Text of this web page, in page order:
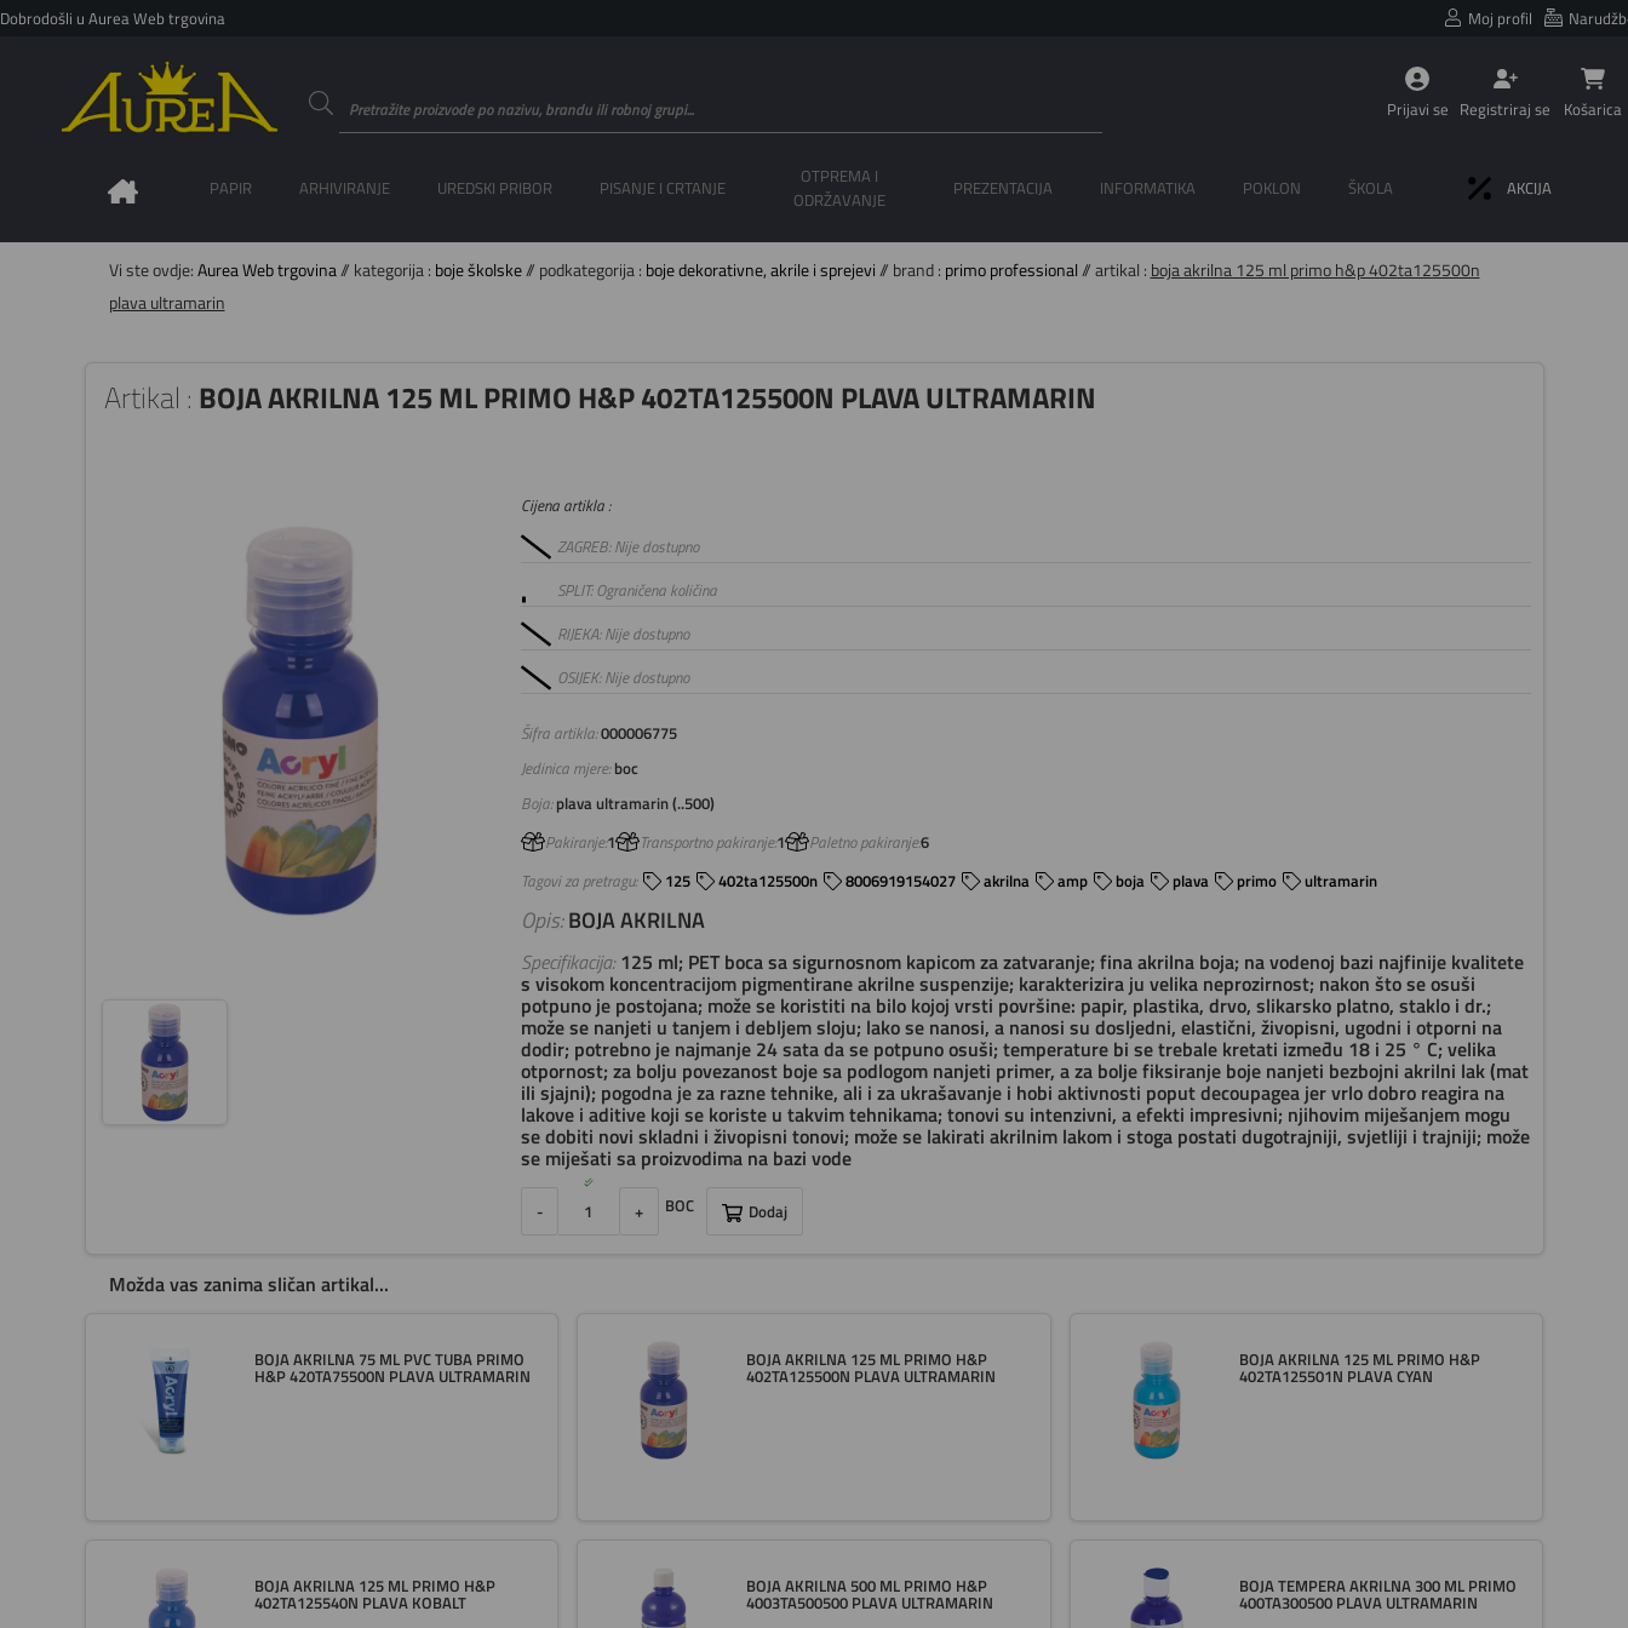
Dobrodošli u Aurea Web trgovina Moj profil
Prijavi se Registriraj se Košarica
PAPIR ARHIVIRANJE UREDSKI PRIBOR PISANJE I CRTANJE
OTPREMA I
ODRŽAVANJE
PREZENTACIJA INFORMATIKA POKLON ŠKOLA AKCIJA
Vi ste ovdje: Aurea Web trgovina// kategorija : boje školske// podkategorija : boje dekorativne, akrile i sprejevi // brand : primo professional // artikal : boja akrilna 125 ml primo h&p 402ta125500n
plava ultramarin
Artikal : BOJA AKRILNA 125 ML PRIMO H&P 402TA125500N PLAVA ULTRAMARIN
Šifra artikla:000006775
Jedinica mjere: boc
Opis:BOJA AKRILNA
Specifikacija:125 ml; PET boca sa sigurnosnom kapicom za zatvaranje; fina akrilna boja; na vodenoj bazi najfinije kvalitete
s visokom koncentracijom pigmentirane akrilne suspenzije; karakterizira ju velika neprozirnost; nakon što se osuši
potpuno je postojana; može se koristiti na bilo kojoj vrsti površine: papir, plastika, drvo, slikarsko platno, staklo i dr.;
može se nanjeti u tanjem i debljem sloju; lako se nanosi, a nanosi su dosljedni, elastični, živopisni, ugodni i otporni na
dodir; potrebno je najmanje 24 sata da se potpuno osuši; temperature bi se trebale kretati između 18 i 25 ° C; velika
otpornost; za bolju povezanost boje sa podlogom nanjeti primer, a za bolje fiksiranje boje nanjeti bezbojni akrilni lak (mat
ili sjajni); pogodna je za razne tehnike, ali i za ukrašavanje i hobi aktivnosti poput decoupagea jer vrlo dobro reagira na
lakove i aditive koji se koriste u takvim tehnikama; tonovi su intenzivni, a efekti impresivni; njihovim miješanjem mogu
se dobiti novi skladni i živopisni tonovi; može se lakirati akrilnim lakom i stoga postati dugotrajniji, svjetliji i trajniji; može
se miješati sa proizvodima na bazi vode
Boja:plava ultramarin (..500)
Tagovi za pretragu: 125 402ta125500n 8006919154027 akrilna amp boja plava primo ultramarin
Cijena artikla :
ZAGREB: Nije dostupno
SPLIT: Ograničena količina
RIJEKA: Nije dostupno
OSIJEK: Nije dostupno
Pakiranje:1 Transportno pakiranje:1 Paletno pakiranje:6
- + BOC Dodaj
Možda vas zanima sličan artikal...
BOJA AKRILNA 75 ML PVC TUBA PRIMO
H&P 420TA75500N PLAVA ULTRAMARIN
BOJA AKRILNA 125 ML PRIMO H&P
402TA125500N PLAVA ULTRAMARIN
BOJA AKRILNA 125 ML PRIMO H&P
402TA125501N PLAVA CYAN
BOJA AKRILNA 125 ML PRIMO H&P
402TA125540N PLAVA KOBALT
BOJA AKRILNA 500 ML PRIMO H&P
4003TA500500 PLAVA ULTRAMARIN
BOJA TEMPERA AKRILNA 300 ML PRIMO
400TA300500 PLAVA ULTRAMARIN